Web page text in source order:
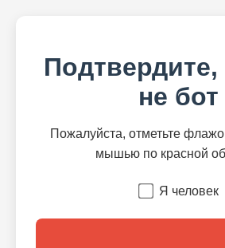
не бот
Пожалуйста, отметьте
мышью по красной
Я человек